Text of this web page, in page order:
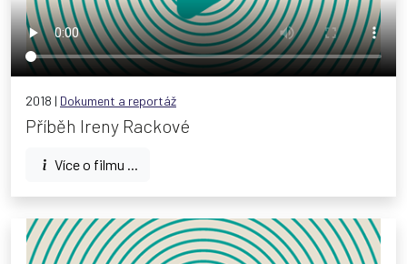
2018 | Dokument a reportáž
Příběh Ireny Rackové
Více o filmu ...